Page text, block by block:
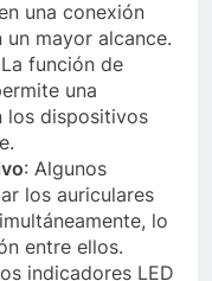
una conexión
mayor alcance.
función de
una
los dispositivos
: Algunos
los auriculares
lo
entre ellos.
indicadores LED